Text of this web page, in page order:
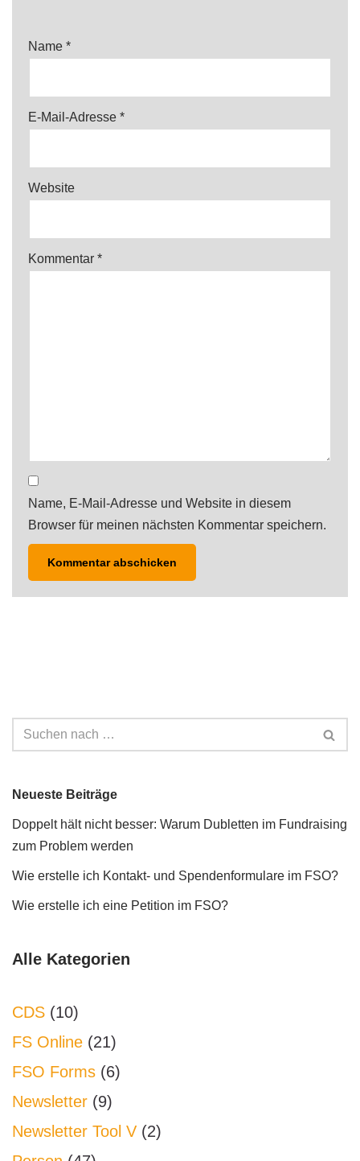
Name *
E-Mail-Adresse *
Website
Kommentar *
Name, E-Mail-Adresse und Website in diesem
Browser für meinen nächsten Kommentar speichern.
Neueste Beiträge
Doppelt hält nicht besser: Warum Dubletten im Fundraising
zum Problem werden
Wie erstelle ich Kontakt- und Spendenformulare im FSO?
Wie erstelle ich eine Petition im FSO?
Alle Kategorien
CDS (10)
FS Online (21)
FSO Forms (6)
Newsletter (9)
Newsletter Tool V (2)